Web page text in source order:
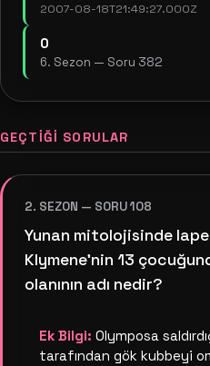
2007-08-18T21:49:27.000Z
0
6. Sezon — Soru 382
GEÇTIĞI SORULAR
2. SEZON — SORU 108
Yunan mitolojisinde
Klymene'nin 13
olanının adı nedir?
Ek Bilgi: Olymposa
tarafından gök kubbeyi